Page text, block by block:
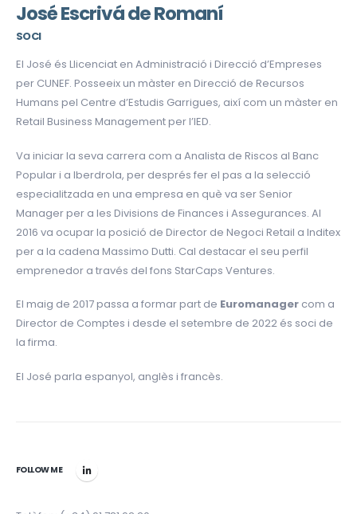
José Escrivá de Romaní
SOCI
El José és Llicenciat en Administració i Direcció d’Empreses
per CUNEF. Posseeix un màster en Direcció de Recursos
Humans pel Centre d’Estudis Garrigues, així com un màster en
Retail Business Management per l’IED.
Va iniciar la seva carrera com a Analista de Riscos al Banc
Popular i a Iberdrola, per després fer el pas a la selecció
especialitzada en una empresa en què va ser Senior
Manager per a les Divisions de Finances i Assegurances. Al
2016 va ocupar la posició de Director de Negoci Retail a Inditex
per a la cadena Massimo Dutti. Cal destacar el seu perfil
emprenedor a través del fons StarCaps Ventures.
El maig de 2017 passa a formar part de Euromanager com a
Director de Comptes i desde el setembre de 2022 és soci de
la firma.
El José parla espanyol, anglès i francès.
FOLLOW ME